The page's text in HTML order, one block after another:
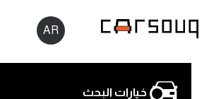
AR
خيارات البحث